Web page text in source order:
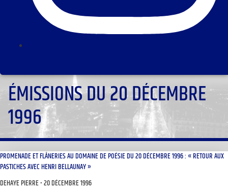
ÉMISSIONS DU 20 DÉCEMBRE
1996
PROMENADE ET FLÂNERIES AU DOMAINE DE POÉSIE DU 20 DÉCEMBRE 1996 : « RETOUR AUX
PASTICHES AVEC HENRI BELLAUNAY »
DEHAYE PIERRE 20 DÉCEMBRE 1996